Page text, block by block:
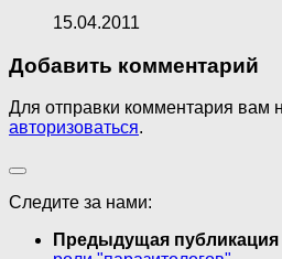
15.04.2011
Добавить комментарий
Для отправки комментария вам
авторизоваться.
Следите за нами:
Предыдущая публикация